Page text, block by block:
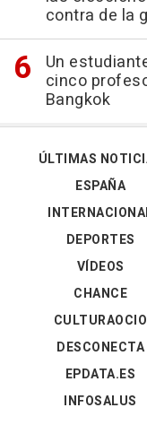
contra de la
Un
cinco
Bangkok
ÚLTIMAS
ESPAÑA
DEPORTES
VÍDEOS
CHANCE
CULTURAOCIO
DESCONECTA
EPDATA.ES
INFOSALUS